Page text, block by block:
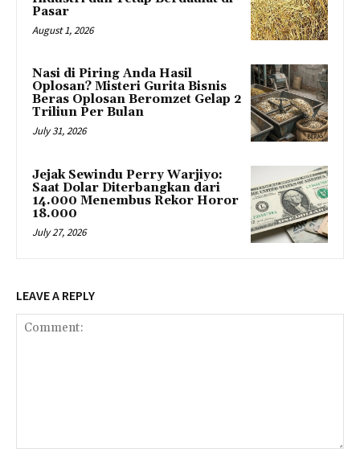
Pasar
August 1, 2026
Nasi di Piring Anda Hasil
Oplosan? Misteri Gurita Bisnis
Beras Oplosan Beromzet Gelap 2
Triliun Per Bulan
July 31, 2026
Jejak Sewindu Perry Warjiyo:
Saat Dolar Diterbangkan dari
14.000 Menembus Rekor Horor
18.000
July 27, 2026
LEAVE A REPLY